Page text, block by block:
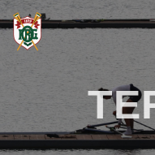
Skip
to
content
ÜBER UNS
JUGEND- &